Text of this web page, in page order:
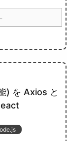
) を Axios と